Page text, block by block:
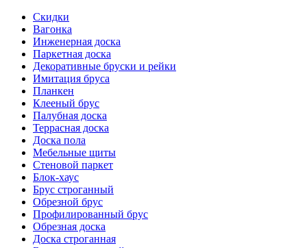
Скидки
Вагонка
Инженерная доска
Паркетная доска
Декоративные бруски и рейки
Имитация бруса
Планкен
Клееный брус
Палубная доска
Террасная доска
Доска пола
Мебельные щиты
Стеновой паркет
Блок-хаус
Брус строганный
Обрезной брус
Профилированный брус
Обрезная доска
Доска строганная